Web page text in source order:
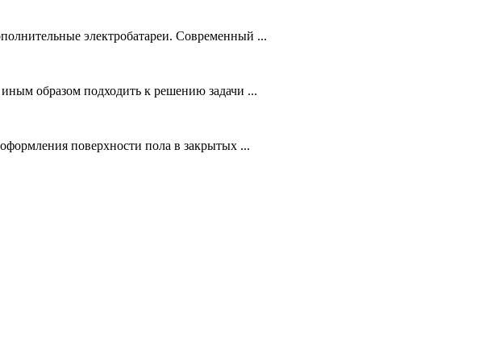
электробатареи. Современный ...
образом подходить к решению задачи ...
поверхности пола в закрытых ...